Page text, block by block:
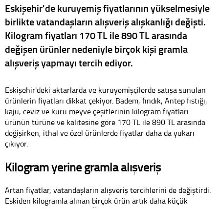
Eskişehir'de kuruyemiş fiyatlarının yükselmesiyle
birlikte vatandaşların alışveriş alışkanlığı değişti.
Kilogram fiyatları 170 TL ile 890 TL arasında
değişen ürünler nedeniyle birçok kişi gramla
alışveriş yapmayı tercih ediyor.
Eskişehir'deki aktarlarda ve kuruyemişçilerde satışa sunulan
ürünlerin fiyatları dikkat çekiyor. Badem, fındık, Antep fıstığı,
kaju, ceviz ve kuru meyve çeşitlerinin kilogram fiyatları
ürünün türüne ve kalitesine göre 170 TL ile 890 TL arasında
değişirken, ithal ve özel ürünlerde fiyatlar daha da yukarı
çıkıyor.
Kilogram yerine gramla alışveriş
Artan fiyatlar, vatandaşların alışveriş tercihlerini de değiştirdi.
Eskiden kilogramla alınan birçok ürün artık daha küçük